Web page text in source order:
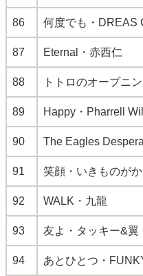
86 何度でも・DREAS
87 Eternal・赤西仁
88 トトロのオープニ
89 Happy・Pharrell
90 The Eagles
91 笑顔・いきものがか
92 WALK・九龍
93 友よ・タッキー&翼
94 あとひとつ・